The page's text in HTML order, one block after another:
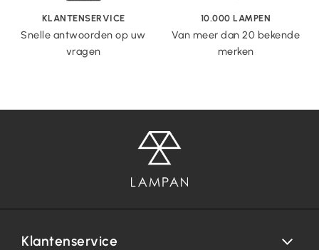
KLANTENSERVICE
Snelle antwoorden op uw
vragen
10.000 LAMPEN
Van meer dan 20 bekende
merken
Klantenservice